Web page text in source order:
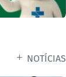
NOTÍCIAS